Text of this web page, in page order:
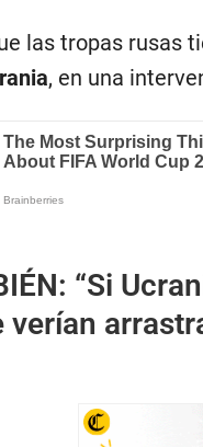
las tropas rusas
, en una
“Si
verían